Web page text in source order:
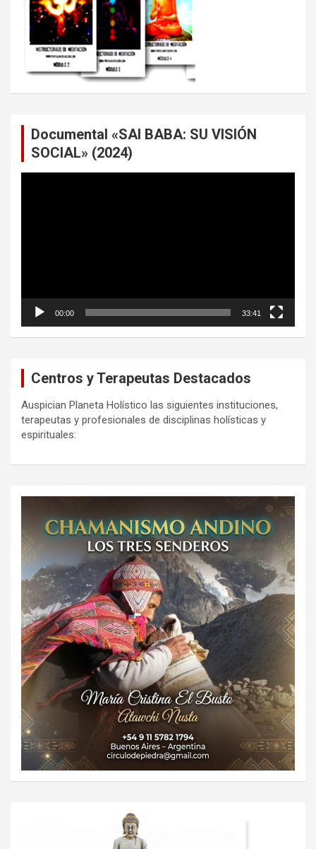
Documental «SAI BABA: SU VISIÓN
SOCIAL» (2024)
00:00 33:41
Centros y Terapeutas Destacados
Auspician Planeta Holístico las siguientes instituciones,
terapeutas y profesionales de disciplinas holísticas y
espirituales: